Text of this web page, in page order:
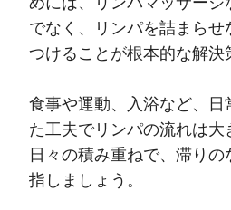
でなく、リンパを詰まらせ
つけることが根本的な解決
食事や運動、入浴など、日
た工夫でリンパの流れは大
日々の積み重ねで、滞りの
指しましょう。